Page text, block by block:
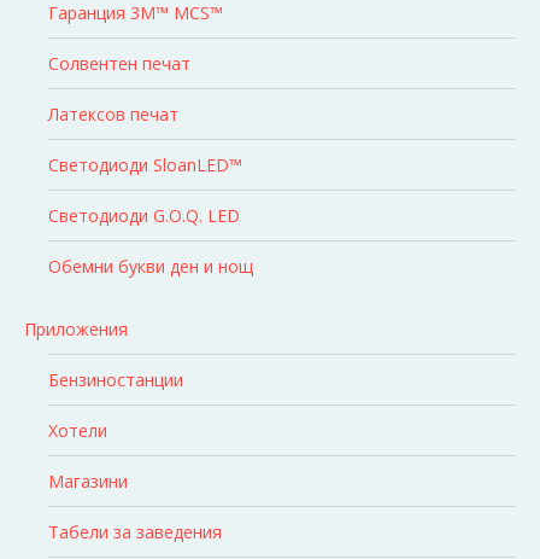
Гаранция 3M™ MCS™
Солвентен печат
Латексов печат
Светодиоди SloanLED™
Светодиоди G.O.Q. LED
Обемни букви ден и нощ
Приложения
Бензиностанции
Хотели
Магазини
Табели за заведения